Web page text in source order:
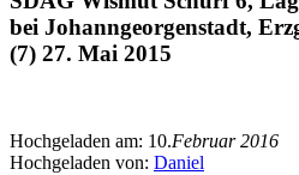
bei Johanngeorgenstadt,
(7) 27. Mai 2015
Hochgeladen am: 10.Februar 2016
Hochgeladen von: Daniel